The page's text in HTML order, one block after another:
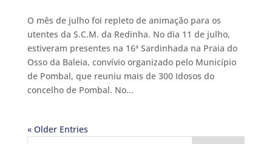
O mês de julho foi repleto de animação para os
utentes da S.C.M. da Redinha. No dia 11 de julho,
estiveram presentes na 16ª Sardinhada na Praia do
Osso da Baleia, convívio organizado pelo Município
de Pombal, que reuniu mais de 300 Idosos do
concelho de Pombal. No...
« Older Entries